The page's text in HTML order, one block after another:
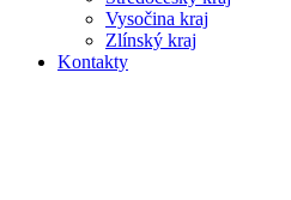
Vysočina kraj
Zlínský kraj
Kontakty